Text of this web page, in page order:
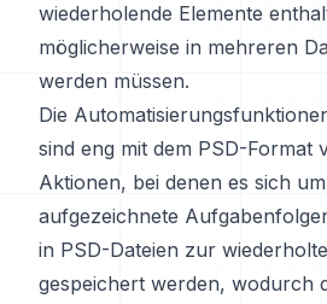
wiederholende Elemente
möglicherweise in mehreren
werden müssen.
Die
sind eng mit dem PSD-Format
Aktionen, bei denen es sich
aufgezeichnete
in PSD-Dateien zur
gespeichert werden, wodurch